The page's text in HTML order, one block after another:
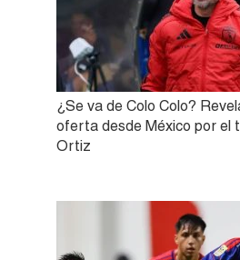
¿Se va de Colo Colo?
oferta desde México por el
Ortiz